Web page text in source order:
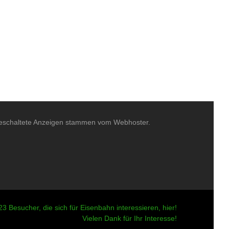
Anzeigen stammen vom Webhoster.
Besucher, die sich für Eisenbahn interessieren, hier!
Vielen Dank für Ihr Interesse!